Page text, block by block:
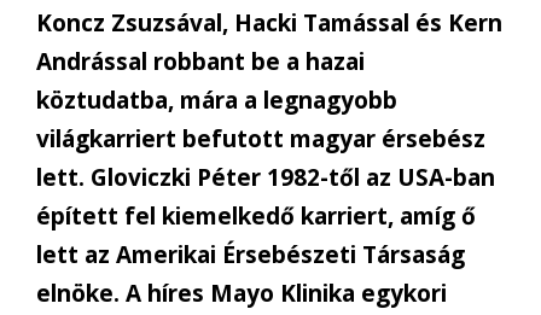
Koncz Zsuzsával, Hacki Tamással és Kern
Andrással robbant be a hazai
köztudatba, mára a legnagyobb
világkarriert befutott magyar érsebész
lett. Gloviczki Péter 1982-től az USA-ban
épített fel kiemelkedő karriert, amíg ő
lett az Amerikai Érsebészeti Társaság
elnöke. A híres Mayo Klinika egykori